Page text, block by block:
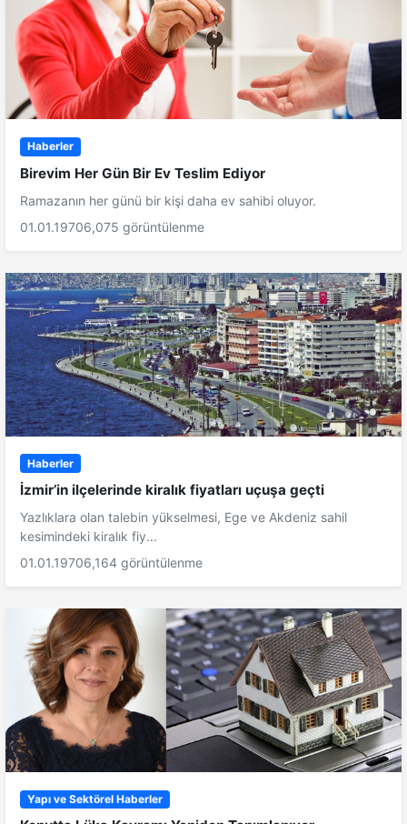
Haberler
Birevim Her Gün Bir Ev Teslim Ediyor
Ramazanın her günü bir kişi daha ev sahibi oluyor.
01.01.19706,075 görüntülenme
Haberler
İzmir’in ilçelerinde kiralık fiyatları uçuşa geçti
Yazlıklara olan talebin yükselmesi, Ege ve Akdeniz sahil
kesimindeki kiralık fiy...
01.01.19706,164 görüntülenme
Yapı ve Sektörel Haberler